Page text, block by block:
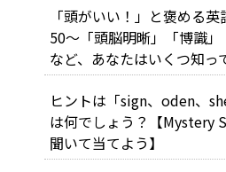
「頭がいい！」と褒める
50～「頭脳明晰」「博識」
など、あなたはいくつ知っ
ヒントは「sign、oden、
は何でしょう？【Mystery
聞いて当てよう】